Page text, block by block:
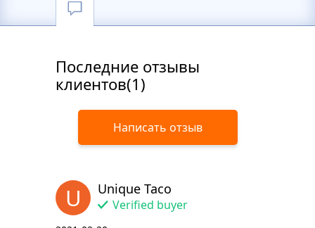
Последние отзывы
клиентов(1)
Написать отзыв
U Unique Taco
Verified buyer